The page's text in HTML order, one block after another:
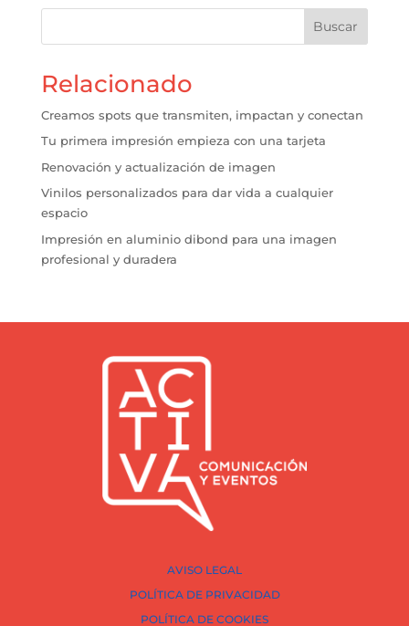
Buscar
Relacionado
Creamos spots que transmiten, impactan y conectan
Tu primera impresión empieza con una tarjeta
Renovación y actualización de imagen
Vinilos personalizados para dar vida a cualquier
espacio
Impresión en aluminio dibond para una imagen
profesional y duradera
AVISO LEGAL
POLÍTICA DE PRIVACIDAD
POLÍTICA DE COOKIES